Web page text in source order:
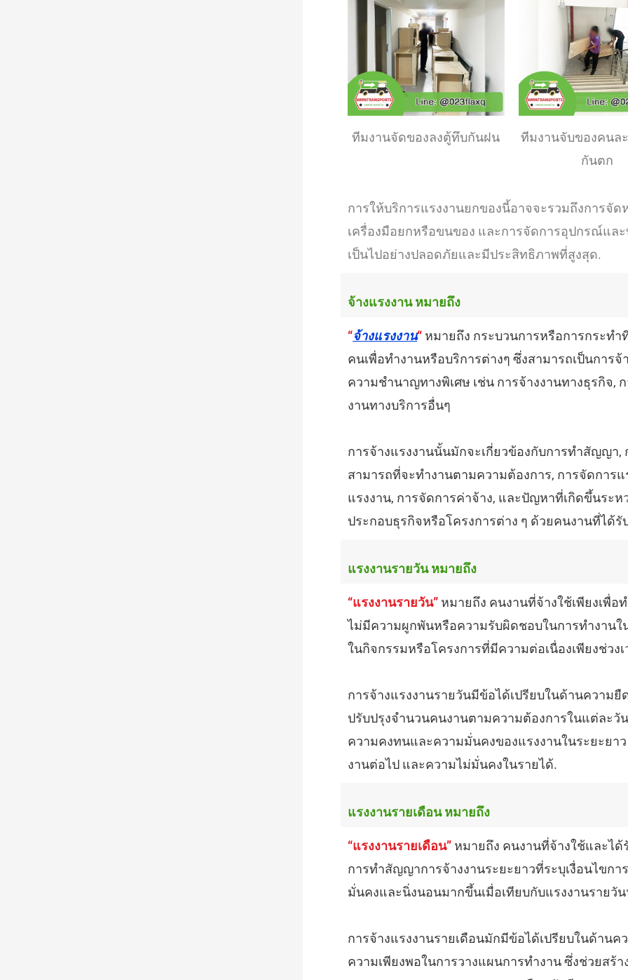
ทีมงานจัดของลงตู้ทึบกันฝน
ทีมงานจับของคนล
กันตก
การให้บริการแรงงานยกของนี้อาจจะรวมถึงการจั
เครื่องมือยกหรือขนของ และการจัดการอุปกรณ์แล
เป็นไปอย่างปลอดภัยและมีประสิทธิภาพที่สูงสุด.
จ้างแรงงาน หมายถึง
“จ้างแรงงาน“ หมายถึง กระบวนการหรือการกระท
คนเพื่อทำงานหรือบริการต่างๆ ซึ่งสามารถเป็นการ
ความชำนาญทางพิเศษ เช่น การจ้างงานทางธุรกิจ,
งานทางบริการอื่นๆ
การจ้างแรงงานนั้นมักจะเกี่ยวข้องกับการทำสัญญา
สามารถที่จะทำงานตามความต้องการ, การจัดการ
แรงงาน, การจัดการค่าจ้าง, และปัญหาที่เกิดขึ้นระห
ประกอบธุรกิจหรือโครงการต่าง ๆ ด้วยคนงานที่ได้รั
แรงงานรายวัน หมายถึง
“แรงงานรายวัน” หมายถึง คนงานที่จ้างใช้เพียงเพื่อ
ไม่มีความผูกพันหรือความรับผิดชอบในการทำงานใ
ในกิจกรรมหรือโครงการที่มีความต่อเนื่องเพียงช่วง
การจ้างแรงงานรายวันมีข้อได้เปรียบในด้านความ
ปรับปรุงจำนวนคนงานตามความต้องการในแต่ละวั
ความคงทนและความมั่นคงของแรงงานในระยะยา
งานต่อไป และความไม่มั่นคงในรายได้.
แรงงานรายเดือน หมายถึง
“แรงงานรายเดือน” หมายถึง คนงานที่จ้างใช้และได้
การทำสัญญาการจ้างงานระยะยาวที่ระบุเงื่อนไขก
มั่นคงและนิ่งนอนมากขึ้นเมื่อเทียบกับแรงงานรายวั
การจ้างแรงงานรายเดือนมักมีข้อได้เปรียบในด้าน
ความเพียงพอในการวางแผนการทำงาน ซึ่งช่วยสร้